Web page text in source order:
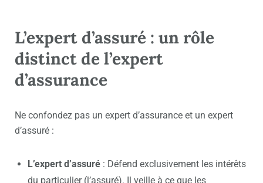
L’expert d’assuré : un rôle
distinct de l’expert
d’assurance
Ne confondez pas un expert d’assurance et un expert
d’assuré :
L’expert d’assuré : Défend exclusivement les intérêts
du particulier (l’assuré). Il veille à ce que les